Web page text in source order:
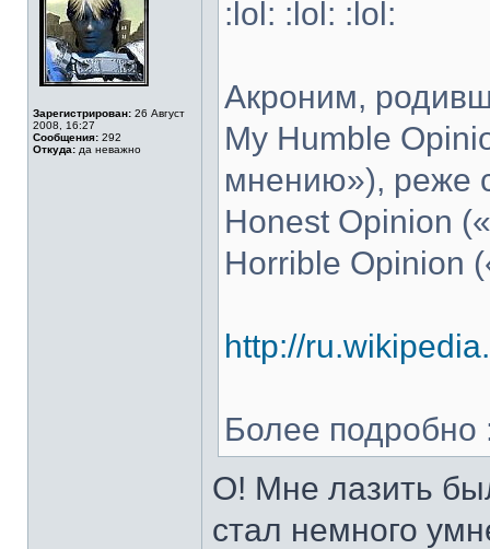
Зарегистрирован: 26 Август
2008, 16:27
Сообщения: 292
Откуда: да неважно
:lol: :lol: :lol:
Акроним,
My Humble
мнению»), реже
Honest Opinion
Horrible Opinion
http://
Более подробно
О! Мне лазить
стал немного